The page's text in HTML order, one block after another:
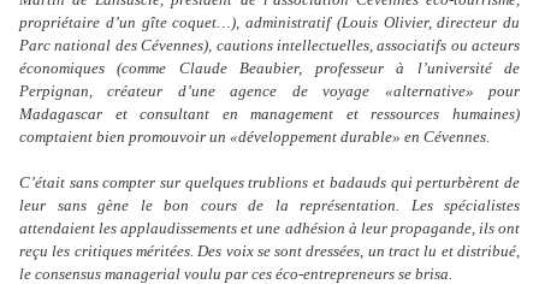
propriétaire d’un gîte coquet…), administratif (Louis Olivier, directeur du
Parc national des Cévennes), cautions intellectuelles, associatifs ou acteurs
économiques (comme Claude Beaubier, professeur à l’université de
Perpignan, créateur d’une agence de voyage «alternative» pour
Madagascar et consultant en management et ressources humaines)
comptaient bien promouvoir un «développement durable» en Cévennes.
C’était sans compter sur quelques trublions et badauds qui perturbèrent de
leur sans gène le bon cours de la représentation. Les spécialistes
attendaient les applaudissements et une adhésion à leur propagande, ils ont
reçu les critiques méritées. Des voix se sont dressées, un tract lu et distribué,
le consensus managerial voulu par ces éco-entrepreneurs se brisa.